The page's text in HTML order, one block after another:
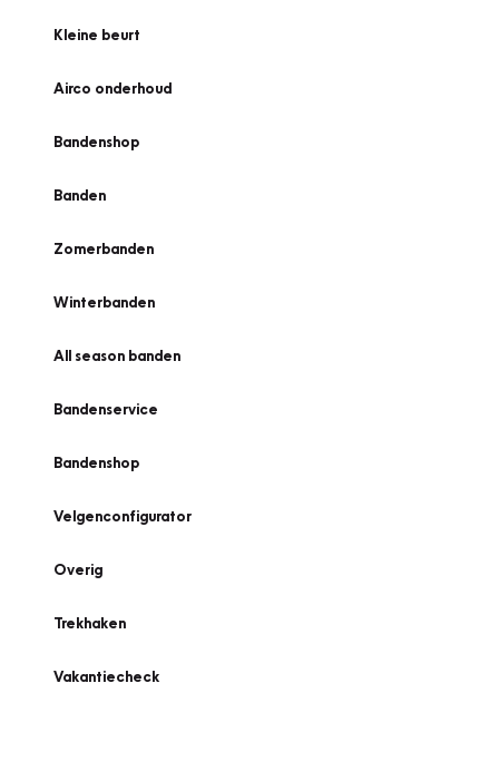
Kleine beurt
Airco onderhoud
Bandenshop
Banden
Zomerbanden
Winterbanden
All season banden
Bandenservice
Bandenshop
Velgenconfigurator
Overig
Trekhaken
Vakantiecheck